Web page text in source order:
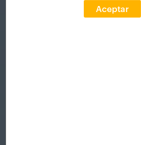
Aceptar